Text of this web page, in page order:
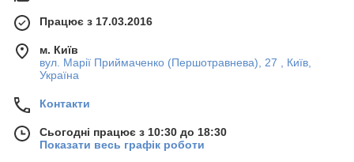
Працює з 17.03.2016
м. Київ
вул. Марії Приймаченко (Першотравнева), 27 , Київ,
Україна
Контакти
Сьогодні працює з 10:30 до 18:30
Показати весь графік роботи